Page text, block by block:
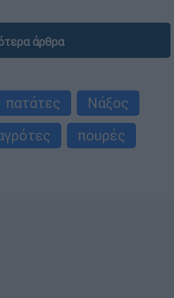
άρθρα
πατάτες
Νάξος
πουρές